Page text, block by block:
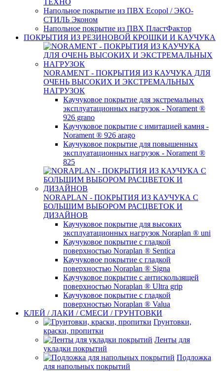
ТЕХНО
Напольное покрытие из ПВХ Ecopol / ЭКО-
СТИЛЬ Эконом
Напольное покрытие из ПВХ ПластФактор
ПОКРЫТИЯ ИЗ РЕЗИНОВОЙ КРОШКИ И КАУЧУКА
NORAMENT - ПОКРЫТИЯ ИЗ КАУЧУКА ДЛЯ
ОЧЕНЬ ВЫСОКИХ И ЭКСТРЕМАЛЬНЫХ
НАГРУЗОК
Каучуковое покрытие для экстремальных
эксплуатационных нагрузок - Norament ®
926 grano
Каучуковое покрытие с имитацией камня -
Norament ® 926 arago
Каучуковое покрытие для повышенных
эксплуатационных нагрузок - Norament ®
825
NORAPLAN - ПОКРЫТИЯ ИЗ КАУЧУКА C
БОЛЬШИМ ВЫБОРОМ РАСЦВЕТОК И
ДИЗАЙНОВ
Каучуковое покрытие для высоких
эксплуатационных нагрузок Noraplan ® uni
Каучуковое покрытие с гладкой
поверхностью Noraplan ® Sentica
Каучуковое покрытие с гладкой
поверхностью Noraplan ® Signa
Каучуковое покрытие с антискользящей
поверхностью Noraplan ® Ultra grip
Каучуковое покрытие с гладкой
поверхностью Noraplan ® Valua
КЛЕЙ / ЛАКИ / СМЕСИ / ГРУНТОВКИ
Грунтовки,
краски, пропитки
Ленты для
укладки покрытий
Подложка
для напольных покрытий